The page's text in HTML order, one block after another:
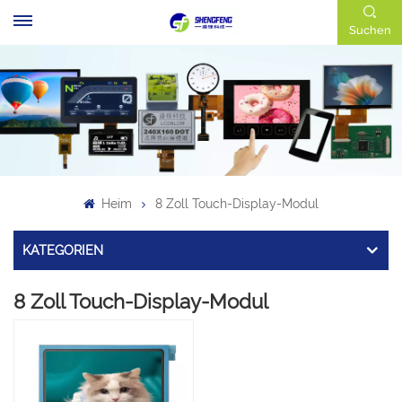
Suchen
Heim 8 Zoll Touch-Display-Modul
KATEGORIEN
8 Zoll Touch-Display-Modul